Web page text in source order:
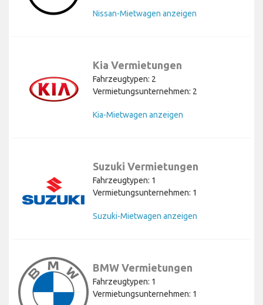
Nissan-Mietwagen anzeigen
Kia Vermietungen
Fahrzeugtypen: 2
Vermietungsunternehmen: 2
Kia-Mietwagen anzeigen
Suzuki Vermietungen
Fahrzeugtypen: 1
Vermietungsunternehmen: 1
Suzuki-Mietwagen anzeigen
BMW Vermietungen
Fahrzeugtypen: 1
Vermietungsunternehmen: 1